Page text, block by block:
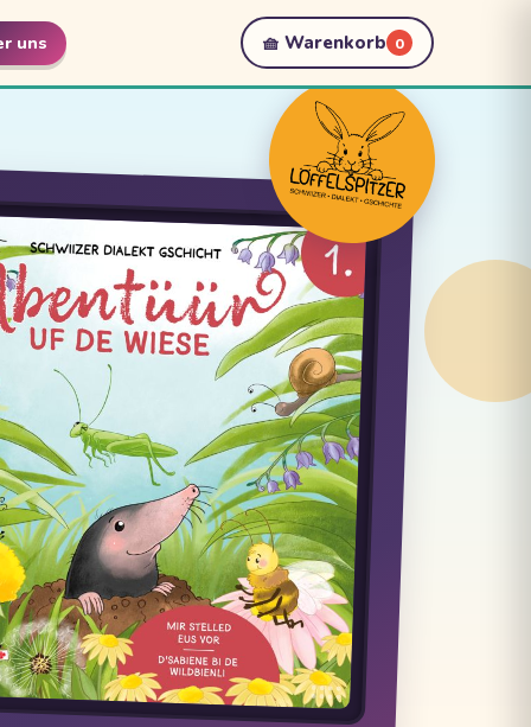
uns 🧺 Warenkorb 0